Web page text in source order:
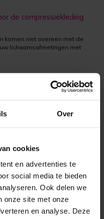
Over
cookies
en advertenties te
social media te bieden
Ook delen we
onze site met onze
en analyse. Deze
de compressiekleding
komen niet overeen met de
lichaamsafmetingen met
€